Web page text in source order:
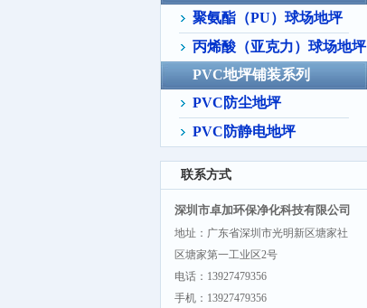
聚氨酯（PU）球场地坪
丙烯酸（亚克力）球场地坪
PVC地坪铺装系列
PVC防尘地坪
PVC防静电地坪
联系方式
深圳市卓加环保净化科技有限公司
地址：广东省深圳市光明新区塘家社
区塘家第一工业区2号
电话：13927479356
手机：13927479356